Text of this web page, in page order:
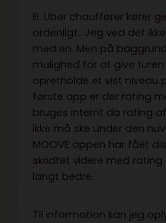
6. Uber chauffører kører
ordenligt.. Jeg ved det
med en. Men på
mulighed for at give
opretholde et vist niveau
første app er der rating
bruges internt da rating
ikke må ske under den
MOOVE appen har fået
skridtet videre med rating
langt bedre.
Til information kan jeg